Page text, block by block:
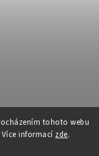
tohoto webu
informací zde.